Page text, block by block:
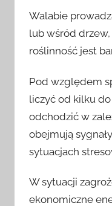
Walabie
lub wśród
roślinność jest
Pod względem
liczyć od kilku
odchodzić w
obejmują
sytuacjach
W sytuacji
ekonomiczne